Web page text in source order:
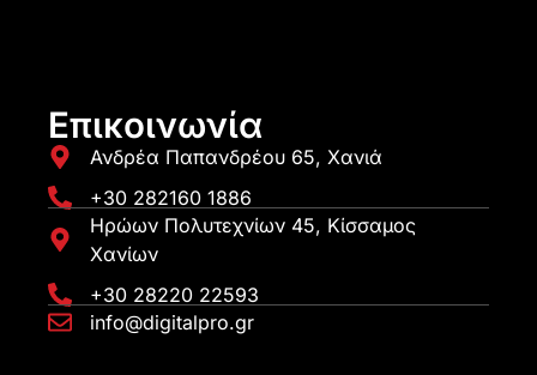
Επικοινωνία
Ανδρέα Παπανδρέου 65, Χανιά
+30 282160 1886
Ηρώων Πολυτεχνίων 45, Κίσσαμος
Χανίων
+30 28220 22593
info@digitalpro.gr